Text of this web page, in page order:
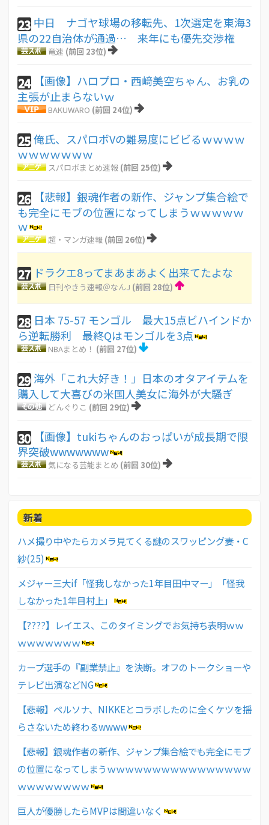
23 中日 ナゴヤ球場の移転先、1次選定を東海3
県の22自治体が通過… 来年にも優先交渉権
竜速 (前回 23位)
24
【画像】ハロプロ・西﨑美空ちゃん、お乳の
主張が止まらないｗ
BAKUWARO (前回 24位)
25俺氏、スパロボVの難易度にビビるｗｗｗｗ
ｗｗｗｗｗｗｗ
スパロボまとめ速報 (前回 25位)
26
【悲報】銀魂作者の新作、ジャンプ集合絵で
も完全にモブの位置になってしまうｗｗｗｗｗ
ｗ
超・マンガ速報 (前回 26位)
27 ドラクエ8ってまあまあよく出来てたよな
日刊やきう速報＠なんJ (前回 28位)
28 日本 75-57 モンゴル 最大15点ビハインドか
ら逆転勝利 最終Qはモンゴルを3点
NBAまとめ！ (前回 27位)
29 海外「これ大好き！」日本のオタアイテムを
購入して大喜びの米国人美女に海外が大騒ぎ
どんぐりこ (前回 29位)
30
【画像】tukiちゃんのおっぱいが成長期で限
界突破wwwwwww
気になる芸能まとめ (前回 30位)
新着
ハメ撮り中やたらカメラ見てくる謎のスワッピング妻・C
紗(25)
メジャー三大if「怪我しなかった1年目田中マー」「怪我
しなかった1年目村上」
【????】レイエス、このタイミングでお気持ち表明ｗｗ
ｗｗｗｗｗｗｗ
カープ選手の『副業禁止』を決断。オフのトークショーや
テレビ出演などNG
【悲報】ペルソナ、NIKKEとコラボしたのに全くケツを揺
らさないため終わるwwww
【悲報】銀魂作者の新作、ジャンプ集合絵でも完全にモブ
の位置になってしまうｗｗｗｗｗｗｗｗｗｗｗｗｗｗｗｗ
ｗｗｗｗｗｗｗｗ
巨人が優勝したらMVPは間違いなく